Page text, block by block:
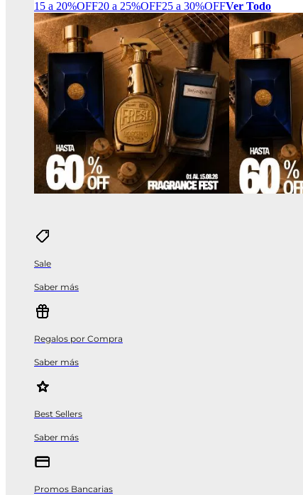
15 a 20%OFF20 a 25%OFF25 a 30%OFFVer Todo
Sale
Saber más
Regalos por Compra
Saber más
Best Sellers
Saber más
Promos Bancarias